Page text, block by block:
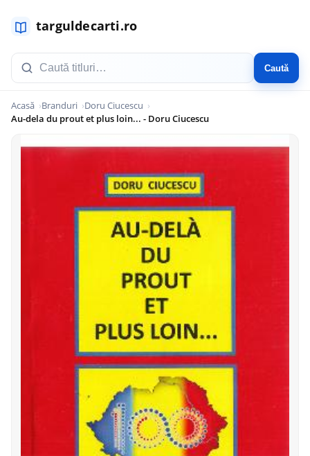
Caută
Acasă Branduri
Doru Ciucescu
Au-dela du prout et plus loin... - Doru Ciucescu